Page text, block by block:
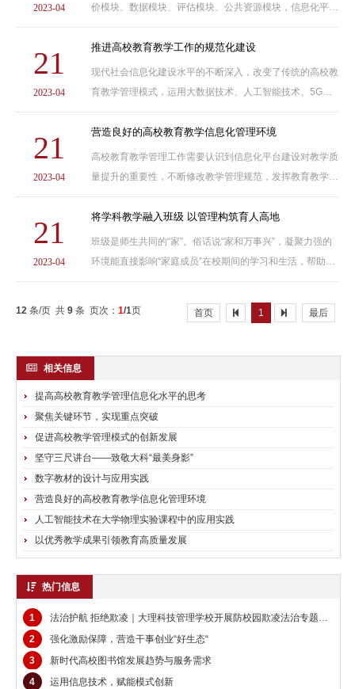
2023-04
价模块、数据模块、评估模块、公共资源模块，信息化平台
具有资源数量多、数据分布广的发展特点，想要提高系统运
行维护质量，完善现代信息技术的保障机制，需要......
21
2023-04
推进高校教育教学工作的规范化建设
现代社会信息化建设水平的不断深入，改变了传统的高校教
育教学管理模式，运用大数据技术、人工智能技术、5G互
联网技术，建立教育事业发展新格局，完善教育信息化2.0
的发展计划，健全高校教育教学内部管理政策。打造以......
21
2023-04
营造良好的高校教育教学信息化管理环境
高校教育教学管理工作需要认识到信息化平台建设对教学质
量提升的重要性，不断修改教学管理规范，发挥教育教学质
量管理的动态化建设优势，营造一个良好的服务氛围，形成
教育合力。贯彻落实现代化人才培养理念，坚持以......
21
2023-04
将学科教学融入班级 以管理构筑育人高地
班级是师生共同的“家”。俗话说“家和万事兴”，凝聚力强的
环境能直接影响“家庭成员”在校期间的学习和生活，帮助学
生更好地成长成才。因此在班级管理中，我将班级建设摆在
首位，并将学科知识融入班级建设之中，便......
12 条/页 共 9条 页次： 1/1页 首页 1 最后
相关信息
提高高校教育教学管理信息化水平的思考
聚焦关键环节，实现重点突破
促进高校教学管理模式的创新发展
坚守三尺讲台——致敬大科“最美身影”
数字教材的设计与应用实践
营造良好的高校教育教学信息化管理环境
人工智能技术在大学物理实验课程中的应用实践
以优秀教学成果引领教育高质量发展
热门信息
1
法治护航 拒绝欺凌｜大理科技管理学校开展防校园欺凌法治专题讲座
2
强化激励保障，营造干事创业“好生态“
3
新时代高校图书馆发展趋势与服务需求
4
运用信息技术，赋能模式创新